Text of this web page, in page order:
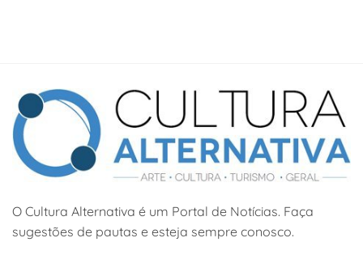
O Cultura Alternativa é um Portal de Notícias. Faça
sugestões de pautas e esteja sempre conosco.